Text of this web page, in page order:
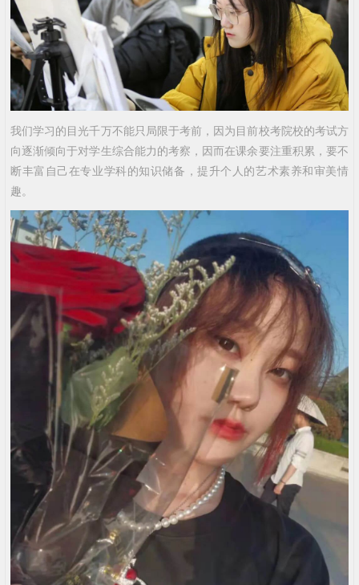
我们学习的目光千万不能只局限于考前，因为目前校考院校的考试方
向逐渐倾向于对学生综合能力的考察，因而在课余要注重积累，要不
断丰富自己在专业学科的知识储备，提升个人的艺术素养和审美情
趣。